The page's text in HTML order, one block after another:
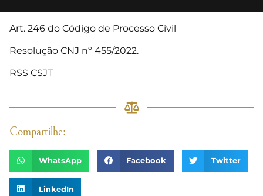
Art. 246 do Código de Processo Civil
Resolução CNJ nº 455/2022.
RSS CSJT
Compartilhe:
WhatsApp Facebook Twitter
LinkedIn